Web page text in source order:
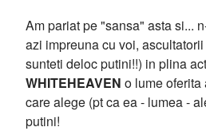
Am pariat pe "sansa" asta si...
azi impreuna cu voi,
sunteti deloc putini!!) in plina
WHITEHEAVEN o lume oferita
care alege (pt ca ea - lumea -
putini!